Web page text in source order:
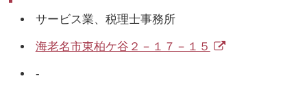
サービス業、税理士事務所
海老名市東柏ケ谷２－１７－１５
-